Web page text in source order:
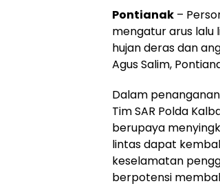
Pontianak –
mengatur arus lalu
hujan deras dan
Agus Salim,
Dalam
Tim SAR Polda
berupaya
lintas dapat
keselamatan
berpotensi